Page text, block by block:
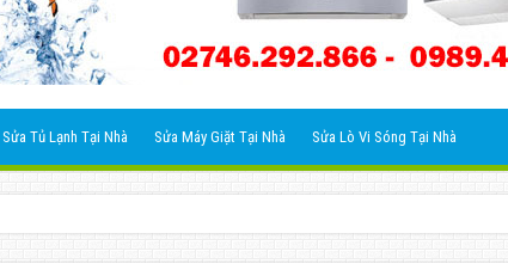
Sửa Tủ Lạnh Tại Nhà Sửa Máy Giặt Tại Nhà Sửa Lò Vi Sóng Tại Nhà